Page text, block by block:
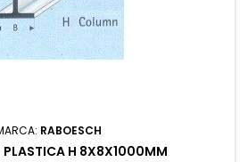
RABOESCH
PLASTICA H 8X8X1000MM